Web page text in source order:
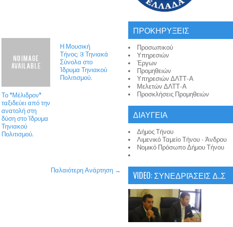
Το "Μέλιδρον"
ταξιδεύει από την
ανατολή στη
δύση στο Ίδρυμα
Τηνιακού
Πολιτισμού.
Η Μουσική
Τήνος: 3 Τηνιακά
Σύνολα στο
Ίδρυμα Τηνιακού
Πολιτισμού.
Παλαιότερη Ανάρτηση →
ΠΡΟΚΗΡΥΞΕΙΣ
Προσωπικού
Υπηρεσιών
Έργων
Προμηθειών
Υπηρεσιών ΔΛΤΤ-Α
Μελετών ΔΛΤΤ-Α
Προσκλήσεις Προμηθειών
ΔΙΑΥΓΕΙΑ
Δήμος Τήνου
Λιμενικό Ταμείο Τήνου - Άνδρου
Νομικό Πρόσωπο Δήμου Τήνου
VIDEO: ΣΥΝΕΔΡΙΆΣΕΙΣ Δ..Σ